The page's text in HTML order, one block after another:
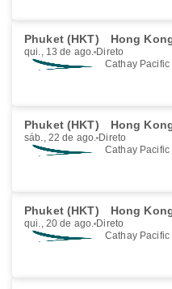
Phuket (HKT) Hong
qui., 13 de ago. Direto
Cathay Pacific
Phuket (HKT) Hong
sáb., 22 de ago. Direto
Cathay Pacific
Phuket (HKT) Hong
qui., 20 de ago. Direto
Cathay Pacific